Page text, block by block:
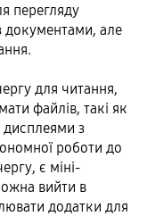
перегляду
документами, але
для читання,
файлів, такі як
дисплеями з
роботи до
є міні-
вийти в
додатки для